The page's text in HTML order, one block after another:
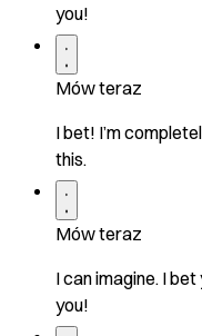
you!
Mów teraz
I bet! I’m
this.
Mów teraz
I can imagine. I
you!